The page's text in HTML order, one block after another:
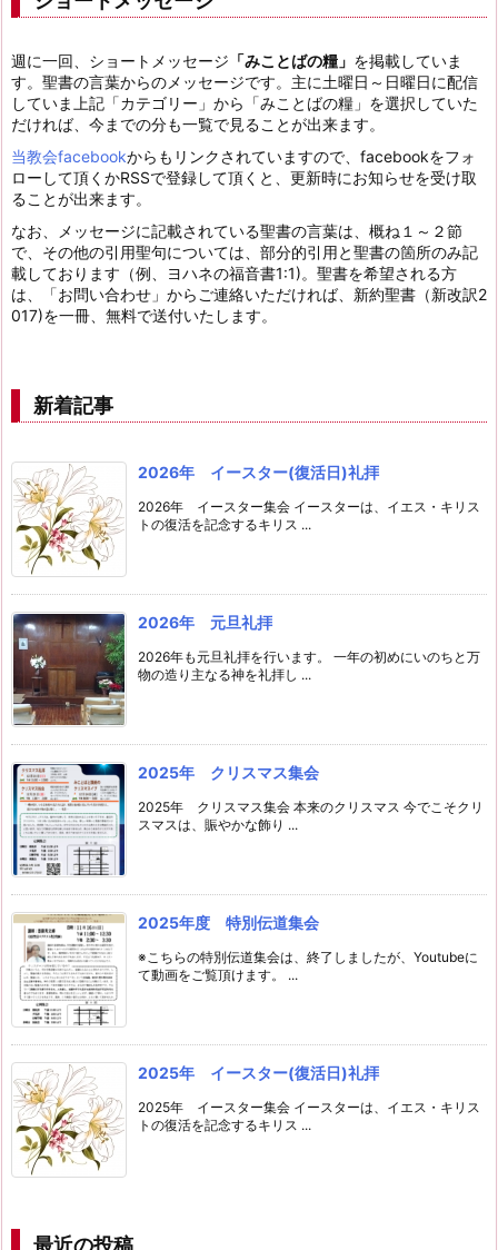
週に一回、ショートメッセージ 「みことばの糧」 を掲載していま
す。聖書の言葉からのメッセージです。主に土曜日～日曜日に配信
していま上記「カテゴリー」から「みことばの糧」を選択していた
だければ、今までの分も一覧で見ることが出来ます。
当教会facebookからもリンクされていますので、facebookをフォ
ローして頂くかRSSで登録して頂くと、更新時にお知らせを受け取
ることが出来ます。
なお、メッセージに記載されている聖書の言葉は、概ね１～２節
で、その他の引用聖句については、部分的引用と聖書の箇所のみ記
載しております（例、ヨハネの福音書1:1)。聖書を希望される方
は、「お問い合わせ」からご連絡いただければ、新約聖書（新改訳2
017)を一冊、無料で送付いたします。
新着記事
2026年 イースター(復活日)礼拝
2026年 イースター集会 イースターは、イエス・キリス
トの復活を記念するキリス ...
2026年 元旦礼拝
2026年も元旦礼拝を行います。 一年の初めにいのちと万
物の造り主なる神を礼拝し ...
2025年 クリスマス集会
2025年 クリスマス集会 本来のクリスマス 今でこそクリ
スマスは、賑やかな飾り ...
2025年度 特別伝道集会
※こちらの特別伝道集会は、終了しましたが、Youtubeに
て動画をご覧頂けます。 ...
2025年 イースター(復活日)礼拝
2025年 イースター集会 イースターは、イエス・キリス
トの復活を記念するキリス ...
最近の投稿